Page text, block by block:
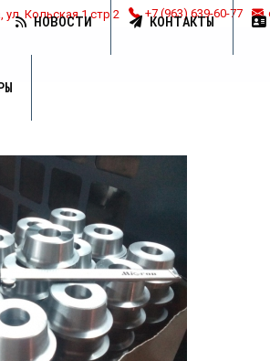
ул. Кольская 1 стр 2 +7 (963) 639-60-77
НОВОСТИ КОНТАКТЫ